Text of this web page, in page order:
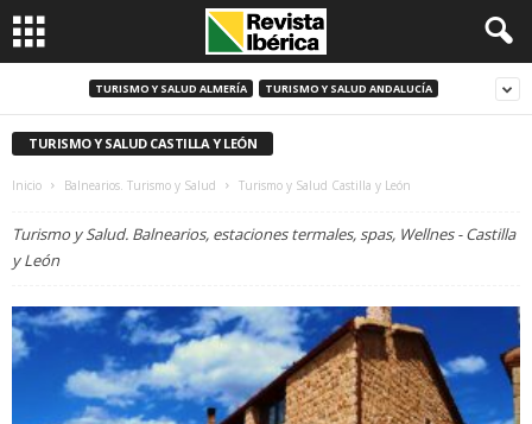
TURISMO Y SALUD ALMERÍA TURISMO Y SALUD ANDALUCÍA
TURISMO Y SALUD CASTILLA Y LEÓN
Inicio Balnearios. Turismo y Salud Turismo y Salud Castilla y León
Turismo y Salud. Balnearios, estaciones termales, spas, Wellnes - Castilla
y León